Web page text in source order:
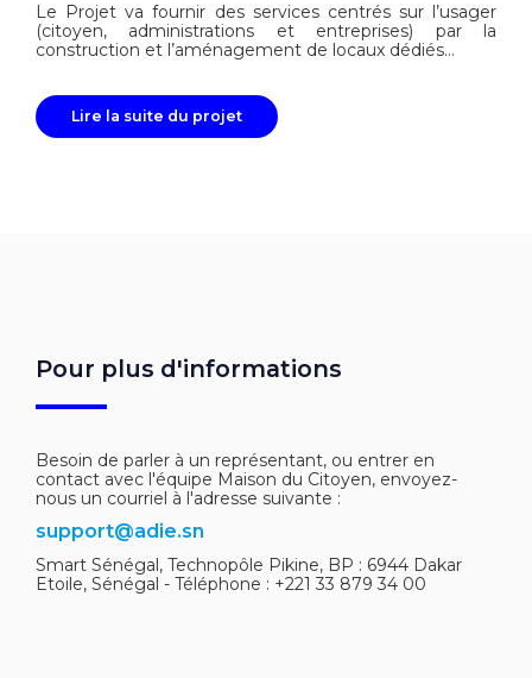
Le Projet va fournir des services centrés sur l’usager
(citoyen, administrations et entreprises) par la
construction et l’aménagement de locaux dédiés...
Lire la suite du projet
Pour plus d'informations
Besoin de parler à un représentant, ou entrer en
contact avec l'équipe Maison du Citoyen, envoyez-
nous un courriel à l'adresse suivante :
support@adie.sn
Smart Sénégal, Technopôle Pikine, BP : 6944 Dakar
Etoile, Sénégal - Téléphone : +221 33 879 34 00